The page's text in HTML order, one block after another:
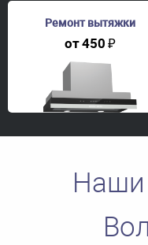
Ремонт вытяжки
от450₽
Наши